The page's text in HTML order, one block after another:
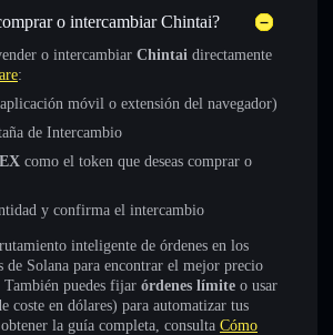
o intercambiar Chintai?
o intercambiar Chintai directamente
:
móvil o extensión del navegador)
de Intercambio
como el token que deseas comprar o
y confirma el intercambio
inteligente de órdenes en los
de Solana para encontrar el mejor precio
puedes fijar órdenes límite o usar
coste en dólares) para automatizar tus
la guía completa, consulta Cómo